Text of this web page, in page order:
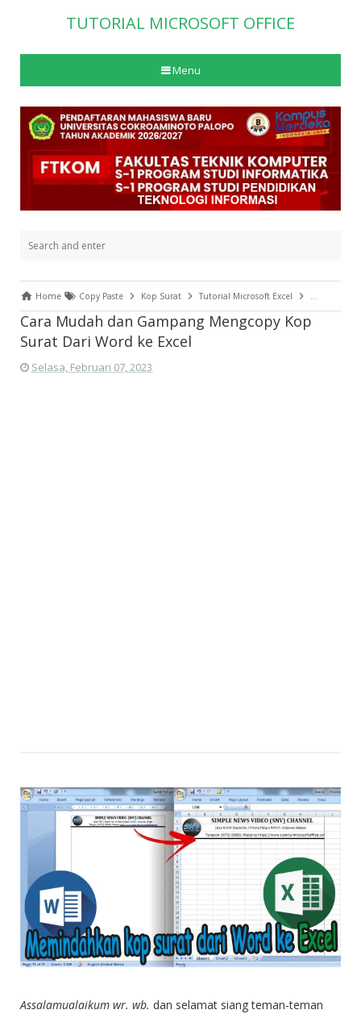
TUTORIAL MICROSOFT OFFICE
Menu
Home Copy Paste Kop Surat Tutorial Microsoft Excel
Cara Mudah dan Gampang Mengcopy Kop
Surat Dari Word ke Excel
Selasa, Februari 07, 2023
Assalamualaikum wr. wb. dan selamat siang teman-teman